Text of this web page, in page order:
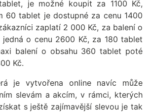
je možné koupit za 1100 Kč,
60 tablet je dostupné za cenu 1400
zaplatí 2 000 Kč, za balení o
jedná o cenu 2600 Kč, za 180 tablet
balení o obsahu 360 tablet poté
Kč.
je vytvořena online navíc může
slevám a akcím, v rámci, kterých
s ještě zajímavější slevou je tak